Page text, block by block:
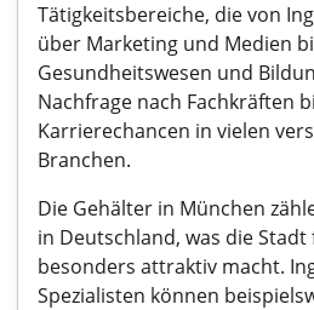
Tätigkeitsbereiche, die von
über Marketing und Medien
Gesundheitswesen und
Nachfrage nach Fachkräften
Karrierechancen in vielen
Branchen.
Die Gehälter in München
in Deutschland, was die
besonders attraktiv macht.
Spezialisten können